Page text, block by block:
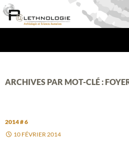
Aller
au
contenu
ARCHIVES PAR MOT-CLÉ :
2014 # 6
10 FÉVRIER 2014